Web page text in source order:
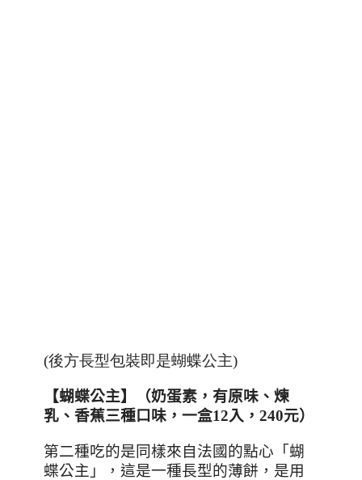
(後方長型包裝即是蝴蝶公主)
【蝴蝶公主】（奶蛋素 ，有原味、煉
乳、香蕉三種口味，一盒12入， 240元）
第二種吃的是同樣來自法國的點心「蝴
蝶公主」，這是一種長型的薄餅，是用